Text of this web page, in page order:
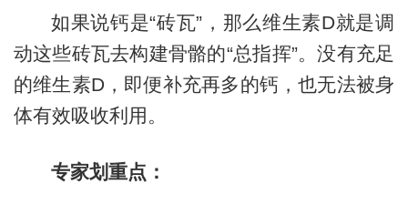
如果说钙是“砖瓦”，那么维生素D就是调
动这些砖瓦去构建骨骼的“总指挥”。没有充足
的维生素D，即便补充再多的钙，也无法被身
体有效吸收利用。
专家划重点：